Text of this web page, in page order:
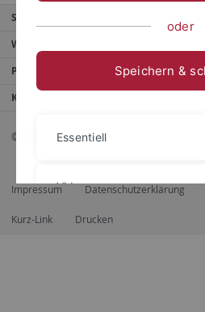
Service
Weitere Angebote
Portale
Kontaktinfo
© 2026 Eberhard Karls Universität
Impressum Datenschutzerklärung
Kurz-Link Drucken
oder
Speichern &
Essentiell
Videos